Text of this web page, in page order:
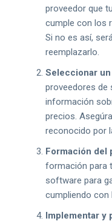
proveedor que
cumple con los
Si no es así,
reemplazarlo.
Seleccionar
proveedores
información
precios.
reconocido por
Formación del
formación para
software para
cumpliendo con
Implementar y